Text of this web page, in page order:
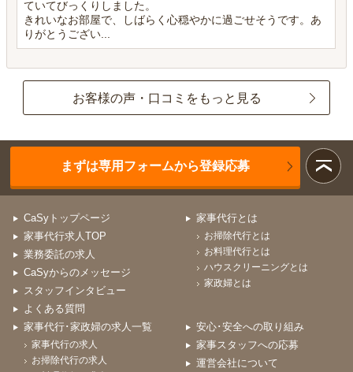
ていてびっくりしました。
きれいなお部屋で、しばらく心穏やかに過ごせそうです。あ
りがとうござい...
お客様の声・口コミをもっと見る
まずは専用フォームから登録応募
CaSyトップページ
家事代行求人TOP
業務委託の求人
CaSyからのメッセージ
スタッフインタビュー
よくある質問
家事代行とは
お掃除代行とは
お料理代行とは
ハウスクリーニングとは
家政婦とは
家事代行･家政婦の求人一覧
家事代行の求人
お掃除代行の求人
安心･安全への取り組み
家事スタッフへの応募
運営会社について